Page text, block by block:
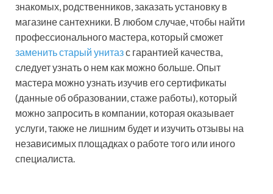
знакомых, родственников, заказать установку в
магазине сантехники. В любом случае, чтобы найти
профессионального мастера, который сможет
заменить старый унитазс гарантией качества,
следует узнать о нем как можно больше. Опыт
мастера можно узнать изучив его сертификаты
(данные об образовании, стаже работы), который
можно запросить в компании, которая оказывает
услуги, также не лишним будет и изучить отзывы на
независимых площадках о работе того или иного
специалиста.